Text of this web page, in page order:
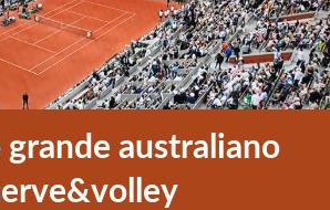
grande australiano